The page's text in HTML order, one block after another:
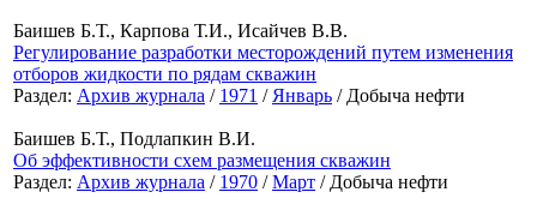
Баишев Б.Т., Карпова Т.И., Исайчев В.В.
Регулирование разработки месторождений путем изменения
отборов жидкости по рядам скважин
Раздел: Архив журнала / 1971 / Январь / Добыча нефти
Баишев Б.Т., Подлапкин В.И.
Об эффективности схем размещения скважин
Раздел: Архив журнала / 1970 /Март / Добыча нефти